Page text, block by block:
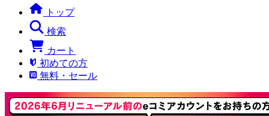
トップ
検索
カート
初めての方
無料・セール